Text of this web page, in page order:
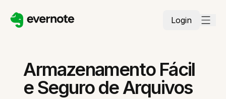
Login
Armazenamento Fácil
e Seguro de Arquivos